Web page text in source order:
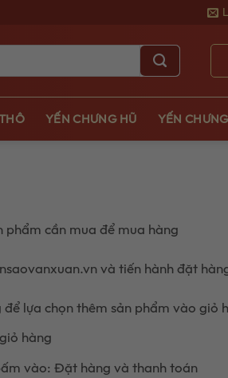
YẾN CHƯNG HŨ YẾN
phẩm cần mua để mua hàng
và tiến hành đặt
lựa chọn thêm sản phẩm vào giỏ
hàng
vào: Đặt hàng và thanh toán